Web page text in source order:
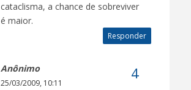
cataclisma, a chance de sobreviver
é maior.
Responder
Anônimo
25/03/2009, 10:11